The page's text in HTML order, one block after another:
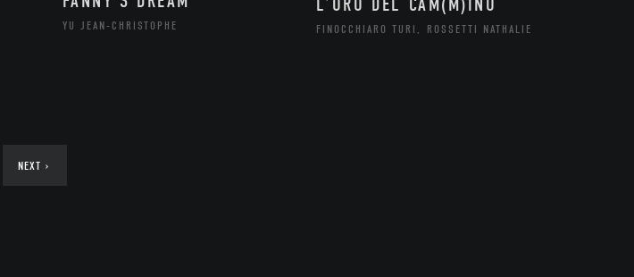
YU JEAN-CHRISTOPHE FINOCCHIARO TURI, ROSSETTI NATHALIE
NEXT ›